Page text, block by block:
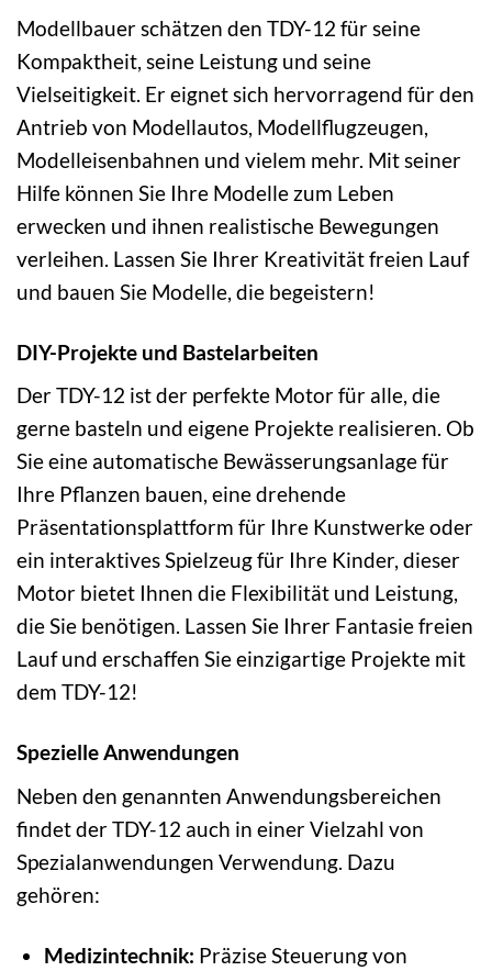
Modellbauer schätzen den TDY-12 für seine
Kompaktheit, seine Leistung und seine
Vielseitigkeit. Er eignet sich hervorragend für den
Antrieb von Modellautos, Modellflugzeugen,
Modelleisenbahnen und vielem mehr. Mit seiner
Hilfe können Sie Ihre Modelle zum Leben
erwecken und ihnen realistische Bewegungen
verleihen. Lassen Sie Ihrer Kreativität freien Lauf
und bauen Sie Modelle, die begeistern!
DIY-Projekte und Bastelarbeiten
Der TDY-12 ist der perfekte Motor für alle, die
gerne basteln und eigene Projekte realisieren. Ob
Sie eine automatische Bewässerungsanlage für
Ihre Pflanzen bauen, eine drehende
Präsentationsplattform für Ihre Kunstwerke oder
ein interaktives Spielzeug für Ihre Kinder, dieser
Motor bietet Ihnen die Flexibilität und Leistung,
die Sie benötigen. Lassen Sie Ihrer Fantasie freien
Lauf und erschaffen Sie einzigartige Projekte mit
dem TDY-12!
Spezielle Anwendungen
Neben den genannten Anwendungsbereichen
findet der TDY-12 auch in einer Vielzahl von
Spezialanwendungen Verwendung. Dazu
gehören:
Medizintechnik: Präzise Steuerung von